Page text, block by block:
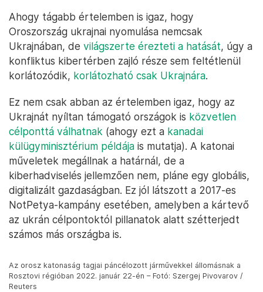
Ahogy tágabb értelemben is igaz, hogy
Oroszország ukrajnai nyomulása nemcsak
Ukrajnában, de világszerte érezteti a hatását, úgy a
konfliktus kibertérben zajló része sem feltétlenül
korlátozódik, korlátozható csak Ukrajnára.
Ez nem csak abban az értelemben igaz, hogy az
Ukrajnát nyíltan támogató országok is közvetlen
célponttá válhatnak (ahogy ezt a kanadai
külügyminisztérium példája is mutatja). A katonai
műveletek megállnak a határnál, de a
kiberhadviselés jellemzően nem, pláne egy globális,
digitalizált gazdaságban. Ez jól látszott a 2017-es
NotPetya-kampány esetében, amelyben a kártevő
az ukrán célpontoktól pillanatok alatt szétterjedt
számos más országba is.